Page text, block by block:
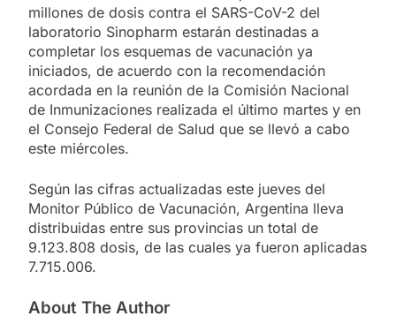
millones de dosis contra el SARS-CoV-2 del
laboratorio Sinopharm estarán destinadas a
completar los esquemas de vacunación ya
iniciados, de acuerdo con la recomendación
acordada en la reunión de la Comisión Nacional
de Inmunizaciones realizada el último martes y en
el Consejo Federal de Salud que se llevó a cabo
este miércoles.
Según las cifras actualizadas este jueves del
Monitor Público de Vacunación, Argentina lleva
distribuidas entre sus provincias un total de
9.123.808 dosis, de las cuales ya fueron aplicadas
7.715.006.
About The Author